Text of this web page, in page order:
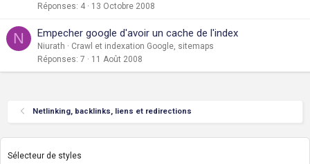
Réponses 4 13 Octobre 2008
N Empecher google d'avoir un cache de l'index
Niurath
Crawl et indexation Google, sitemaps
Réponses 7 11 Août 2008
Netlinking, backlinks, liens et redirections
Sélecteur de styles